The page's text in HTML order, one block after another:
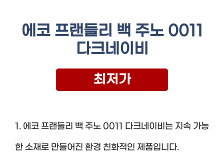
에코 프랜들리 백 주노 0011
다크네이비
최저가
1. 에코 프랜들리 백 주노 0011 다크네이비는 지속 가능
한 소재로 만들어진 환경 친화적인 제품입니다.